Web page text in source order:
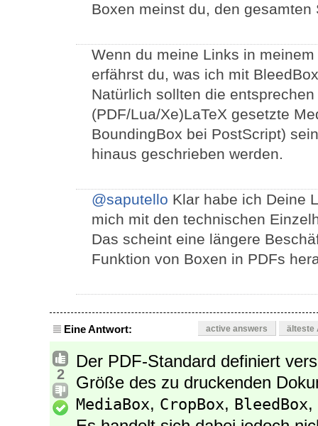
Boxen meinst du, den
Wenn du meine Links in
erfährst du, was ich mit
Natürlich sollten die
(PDF/Lua/Xe)LaTeX gesetzte
BoundingBox bei PostScript)
hinaus geschrieben werden.
@saputello Klar habe ich Deine
mich mit den technischen
Das scheint eine längere
Funktion von Boxen in PDFs
Eine Antwort: active answers älteste
2
Der PDF-Standard definiert
Größe des zu druckenden
MediaBox, CropBox, BleedBox,